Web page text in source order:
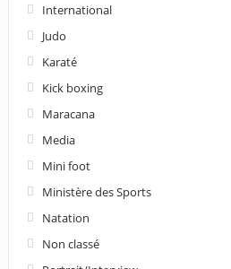
International
Judo
Karaté
Kick boxing
Maracana
Media
Mini foot
Ministère des Sports
Natation
Non classé